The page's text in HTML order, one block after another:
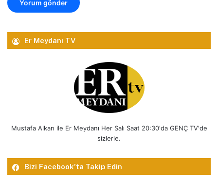
Er Meydanı TV
Mustafa Alkan ile Er Meydanı Her Salı Saat 20:30'da GENÇ TV'de
sizlerle.
Bizi Facebook’ta Takip Edin